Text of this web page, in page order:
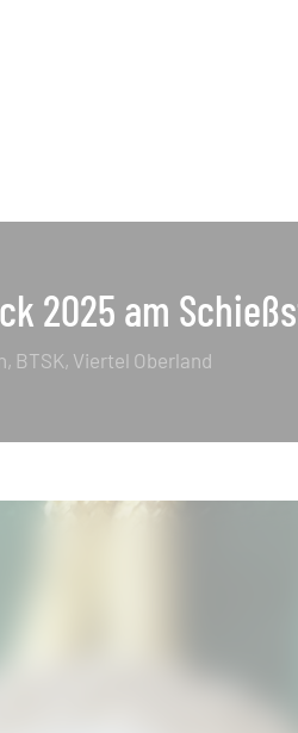
2025 am
, BTSK, Viertel Oberland